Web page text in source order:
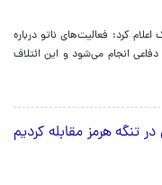
کرد: فعالیت‌های ناتو درباره
انجام می‌شود و این ائتلاف
در تنگه هرمز مقابله کردیم